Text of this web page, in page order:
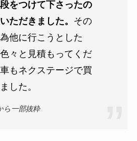
をつけて下さったの
ただきました。 その
他に行こうとした
々と見積もってくだ
もネクステージで買
した。
ら一部抜粋